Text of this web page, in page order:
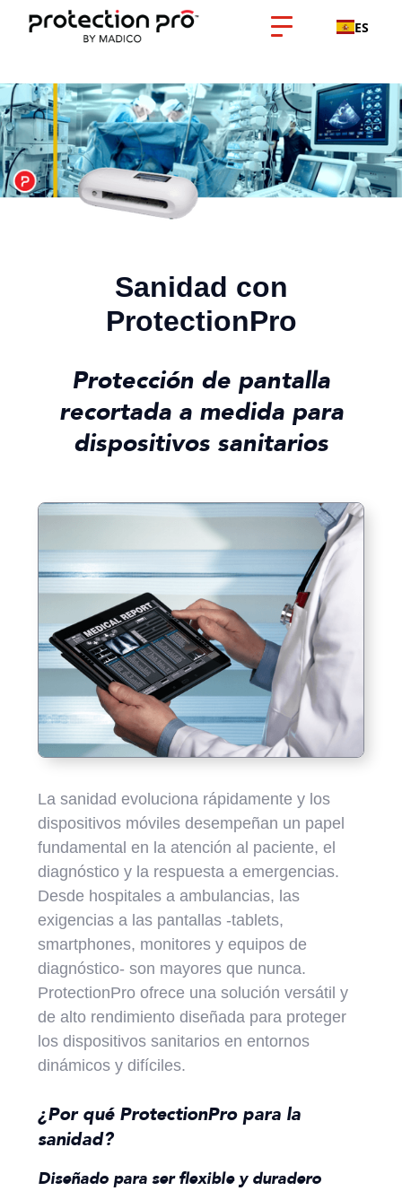
ES
Sanidad con
ProtectionPro
Protección de pantalla
recortada a medida para
dispositivos sanitarios
La sanidad evoluciona rápidamente y los
dispositivos móviles desempeñan un papel
fundamental en la atención al paciente, el
diagnóstico y la respuesta a emergencias.
Desde hospitales a ambulancias, las
exigencias a las pantallas -tablets,
smartphones, monitores y equipos de
diagnóstico- son mayores que nunca.
ProtectionPro ofrece una solución versátil y
de alto rendimiento diseñada para proteger
los dispositivos sanitarios en entornos
dinámicos y difíciles.
¿Por qué ProtectionPro para la
sanidad?
Diseñado para ser flexible y duradero